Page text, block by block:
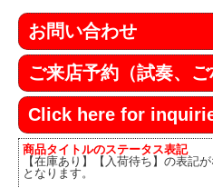
お問い合わせ
ご来店予約（試奏、ご
Click here for
商品タイトルのステータス表記
【在庫あり】【入荷待ち】の表記
となります。